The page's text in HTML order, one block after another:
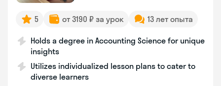
5 от 3190 ₽ за урок 13 лет опыта
Holds a degree in Accounting Science for unique
insights
Utilizes individualized lesson plans to cater to
diverse learners